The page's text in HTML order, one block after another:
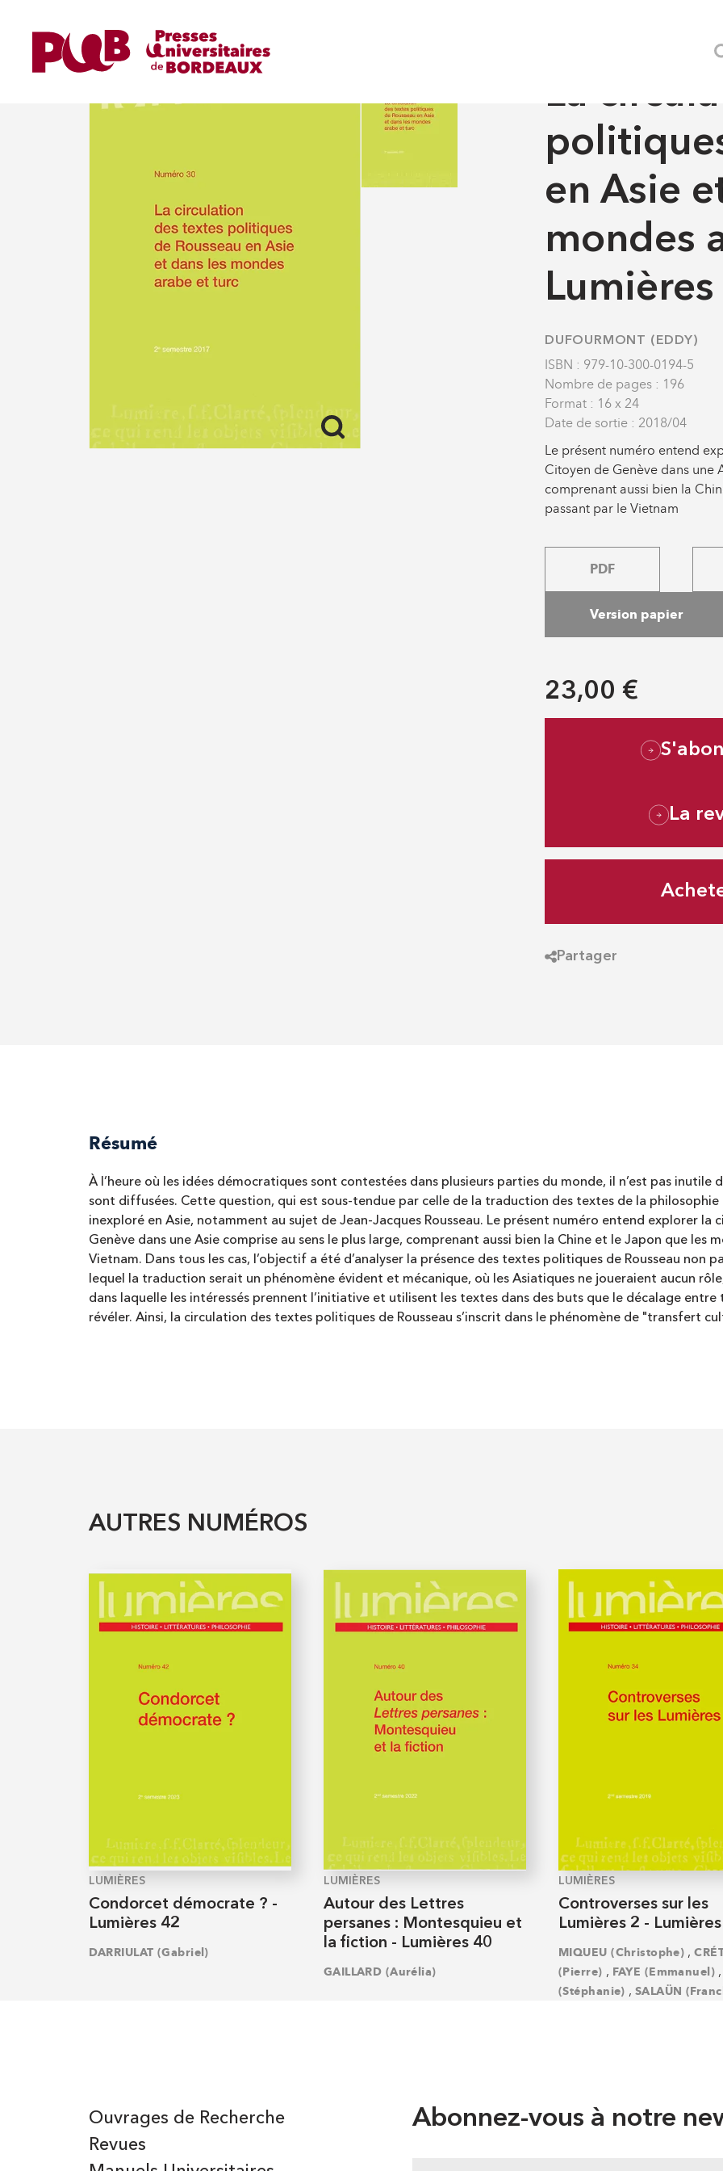
La
en Asie
mondes
DUFOURMONT (EDDY)
ISBN : 979-10-300-0194-5
Nombre de pages : 196
Format : 16 x 24
Date de sortie : 2018/04
Le présent numéro entend
Citoyen de Genève dans une
comprenant aussi bien la
passant par le Vietnam
PDF
Version papier
23,00 €
La
Partager
Résumé
À l’heure où les idées démocratiques sont contestées dans plusieurs parties du monde, il n’est pas inutile
sont diffusées. Cette question, qui est sous-tendue par celle de la traduction des textes de la
inexploré en Asie, notamment au sujet de Jean-Jacques Rousseau. Le présent numéro entend explorer
Genève dans une Asie comprise au sens le plus large, comprenant aussi bien la Chine et le Japon que les
Vietnam. Dans tous les cas, l’objectif a été d’analyser la présence des textes politiques de Rousseau non
lequel la traduction serait un phénomène évident et mécanique, où les Asiatiques ne joueraient aucun
dans laquelle les intéressés prennent l’initiative et utilisent les textes dans des buts que le décalage
révéler. Ainsi, la circulation des textes politiques de Rousseau s’inscrit dans le phénomène de "transfert
AUTRES NUMÉROS
LUMIÈRES
Condorcet démocrate ? -
Lumières 42
DARRIULAT (Gabriel)
LUMIÈRES
Autour des Lettres
persanes : Montesquieu et
la fiction - Lumières 40
GAILLARD (Aurélia)
LUMIÈRES
Controverses sur les
Lumières 2 -
MIQUEU (Christophe) ,
(Pierre) , FAYE (Emmanuel) ,
(Stéphanie) , SALAÜN
Abonnez-vous à notre
Ouvrages de Recherche
Revues